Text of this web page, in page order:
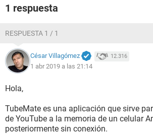
1 respuesta
RESPUESTA 1 / 1
César Villagómez 12.316
1 abr 2019 a las 21:14
Hola,
TubeMate es una aplicación que sirve
de YouTube a la memoria de un celular
posteriormente sin conexión.